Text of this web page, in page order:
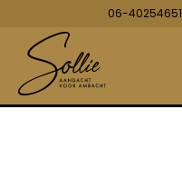
06-40254651